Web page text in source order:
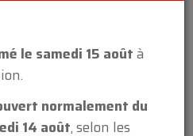
Wimbledon Six 3
DHC By Carlton '37
le samedi 15 aoûtà
normalement du
14 août, selon les